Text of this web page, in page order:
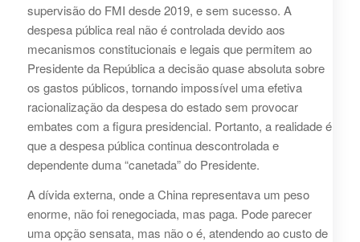
supervisão do FMI desde 2019, e sem sucesso. A
despesa pública real não é controlada devido aos
mecanismos constitucionais e legais que permitem ao
Presidente da República a decisão quase absoluta sobre
os gastos públicos, tornando impossível uma efetiva
racionalização da despesa do estado sem provocar
embates com a figura presidencial. Portanto, a realidade é
que a despesa pública continua descontrolada e
dependente duma “canetada” do Presidente.
A dívida externa, onde a China representava um peso
enorme, não foi renegociada, mas paga. Pode parecer
uma opção sensata, mas não o é, atendendo ao custo de